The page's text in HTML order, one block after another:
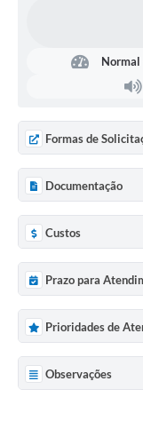
Galeria de Vídeos
Contratos
Governo do Estado do
Audiências Públicas
Arquivos para
Carta de Serviços
Notícias
FAQ
Formas de
Documentação
Custos
Prazo para
Prioridades de
Observações